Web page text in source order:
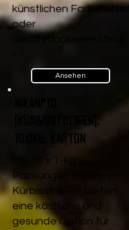
künstlichen Farbstoffe
oder
Ansehen
(Kürbisstreifen),
10x1kg, Karton
Die 10 x 1-kg
Packungen Nikanpyo
Kürbisstreifen bieten
eine köstliche und
gesunde Option für